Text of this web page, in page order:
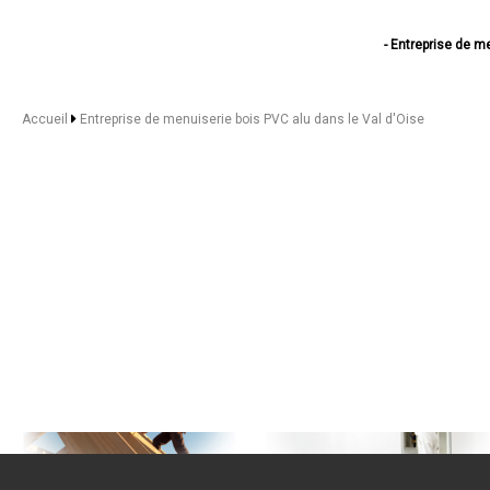
- Entreprise de
- Entreprise de
- Entreprise de
- Entreprise de
Accueil Entreprise de menuiserie bois PVC alu dans le Val d'Oise